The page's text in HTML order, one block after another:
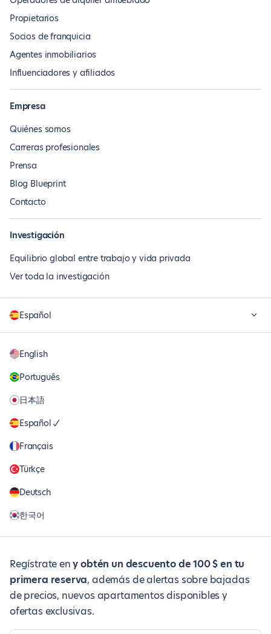
Propietarios
Socios de franquicia
Agentes inmobiliarios
Influenciadores y afiliados
Empresa
Quiénes somos
Carreras profesionales
Prensa
Blog Blueprint
Contacto
Investigación
Equilibrio global entre trabajo y vida privada
Ver toda la investigación
Español
English
Português
日本語
Español
Français
Türkçe
Deutsch
한국어
Regístrate eny obtén un descuento de 100 $ en tu
primera reserva, además de alertas sobre bajadas
de precios, nuevos apartamentos disponibles y
ofertas exclusivas.